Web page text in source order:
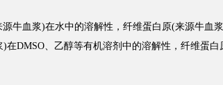
牛血浆)在水中的溶解性，纤维蛋白原(来源牛血
在DMSO、乙醇等有机溶剂中的溶解性，纤维蛋